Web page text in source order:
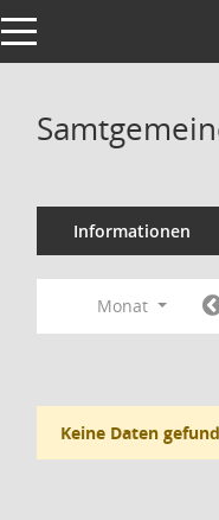
Toggle navigation
Informationen
Monat
Keine Daten